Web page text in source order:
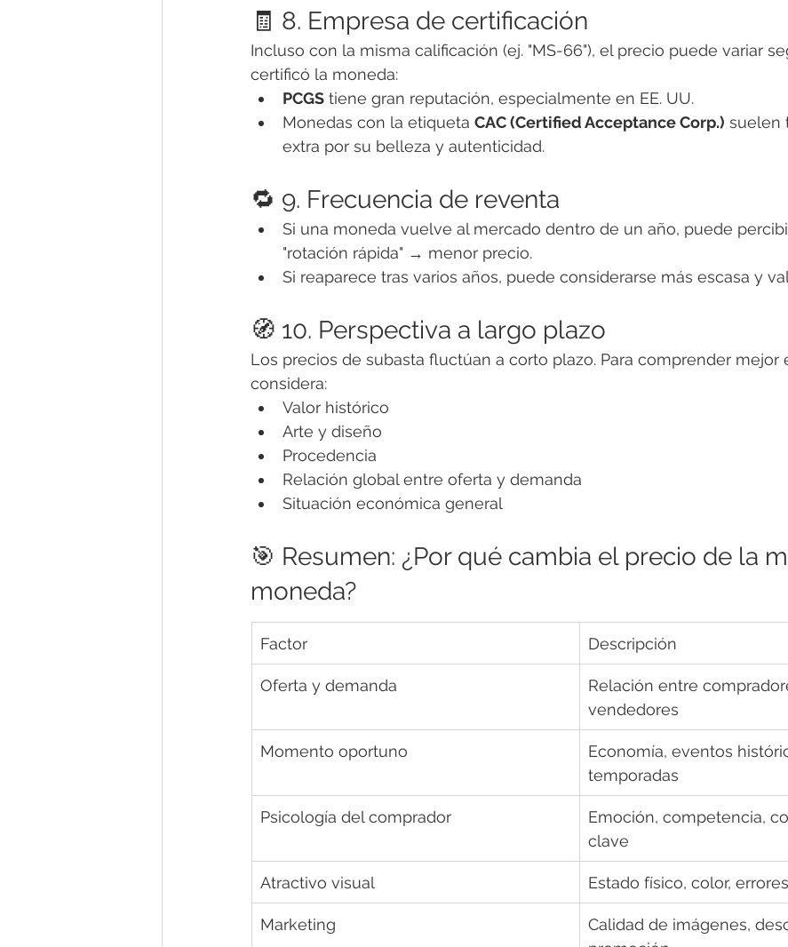
🧾 8. Empresa de certificación
Incluso con la misma calificación (ej. "MS-66"), el precio puede variar
certificó la moneda:
PCGS tiene gran reputación, especialmente en EE. UU.
Monedas con la etiqueta CAC (Certified Acceptance Corp.) suelen
extra por su belleza y autenticidad.
🔁 9. Frecuencia de reventa
Si una moneda vuelve al mercado dentro de un año, puede
"rotación rápida" → menor precio.
Si reaparece tras varios años, puede considerarse más escasa y
🧭 10. Perspectiva a largo plazo
Los precios de subasta fluctúan a corto plazo. Para comprender mejor
considera:
Valor histórico
Arte y diseño
Procedencia
Relación global entre oferta y demanda
Situación económica general
🎯 Resumen: ¿Por qué cambia el precio de la
moneda?
Factor Descripción
Oferta y demanda
Relación entre
vendedores
Momento oportuno
Economía, eventos
temporadas
Psicología del comprador
Emoción, competencia,
clave
Atractivo visual Estado físico, color,
Marketing
Calidad de imágenes,